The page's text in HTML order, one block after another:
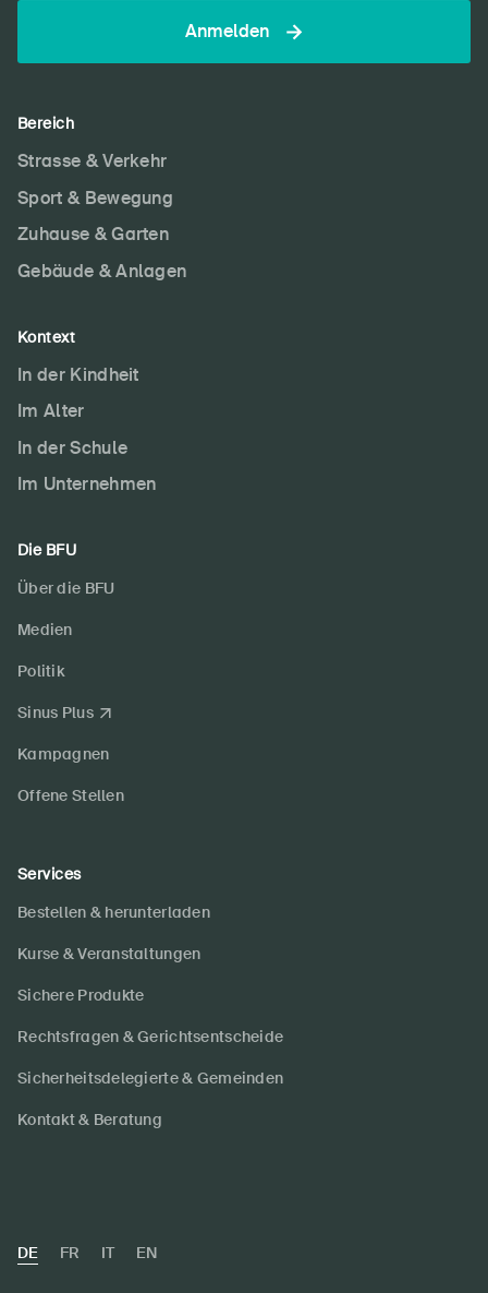
Anmelden
Bereich
Strasse & Verkehr
Sport & Bewegung
Zuhause & Garten
Gebäude & Anlagen
Kontext
In der Kindheit
Im Alter
In der Schule
Im Unternehmen
Die BFU
Über die BFU
Medien
Politik
Sinus Plus
Kampagnen
Offene Stellen
Services
Bestellen & herunterladen
Kurse & Veranstaltungen
Sichere Produkte
Rechtsfragen & Gerichtsentscheide
Sicherheitsdelegierte & Gemeinden
Kontakt & Beratung
DE FR IT EN